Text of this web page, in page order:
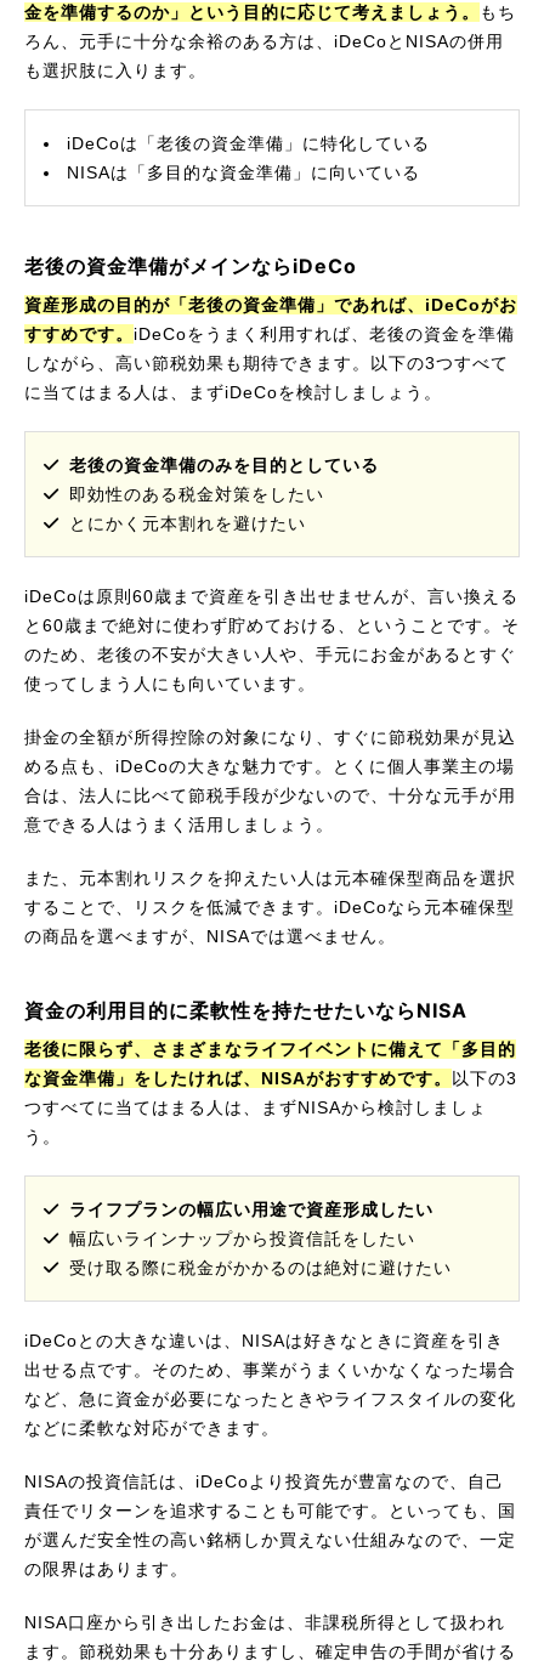
金を準備するのか」という目的に応じて考えましょう。
もち
ろん、元手に十分な余裕のある方は、iDeCoとNISAの併用
も選択肢に入ります。
iDeCoは「老後の資金準備」に特化している
NISAは「多目的な資金準備」に向いている
老後の資金準備がメインならiDeCo
資産形成の目的が「老後の資金準備」であれば、iDeCoがお
すすめです。 iDeCoをうまく利用すれば、老後の資金を準備
しながら、高い節税効果も期待できます。以下の3つすべて
に当てはまる人は、まずiDeCoを検討しましょう。
老後の資金準備のみを目的としている
即効性のある税金対策をしたい
とにかく元本割れを避けたい
iDeCoは原則60歳まで資産を引き出せませんが、言い換える
と60歳まで絶対に使わず貯めておける、ということです。そ
のため、老後の不安が大きい人や、手元にお金があるとすぐ
使ってしまう人にも向いています。
掛金の全額が所得控除の対象になり、すぐに節税効果が見込
める点も、iDeCoの大きな魅力です。とくに個人事業主の場
合は、法人に比べて節税手段が少ないので、十分な元手が用
意できる人はうまく活用しましょう。
また、元本割れリスクを抑えたい人は元本確保型商品を選択
することで、リスクを低減できます。iDeCoなら元本確保型
の商品を選べますが、NISAでは選べません。
資金の利用目的に柔軟性を持たせたいならNISA
老後に限らず、さまざまなライフイベントに備えて「多目的
な資金準備」をしたければ、NISAがおすすめです。 以下の3
つすべてに当てはまる人は、まずNISAから検討しましょ
う。
ライフプランの幅広い用途で資産形成したい
幅広いラインナップから投資信託をしたい
受け取る際に税金がかかるのは絶対に避けたい
iDeCoとの大きな違いは、NISAは好きなときに資産を引き
出せる点です。そのため、事業がうまくいかなくなった場合
など、急に資金が必要になったときやライフスタイルの変化
などに柔軟な対応ができます。
NISAの投資信託は、iDeCoより投資先が豊富なので、自己
責任でリターンを追求することも可能です。といっても、国
が選んだ安全性の高い銘柄しか買えない仕組みなので、一定
の限界はあります。
NISA口座から引き出したお金は、非課税所得として扱われ
ます。節税効果も十分ありますし、確定申告の手間が省ける